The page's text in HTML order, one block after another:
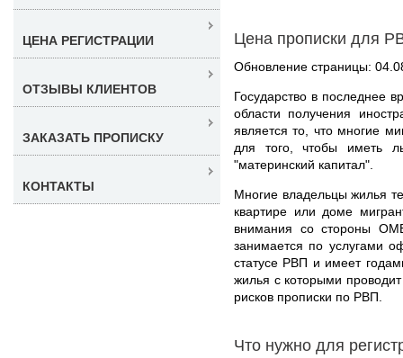
Цена прописки для
Обновление страницы:
Государство в последнее
области получения
является то, что многие
для того, чтобы иметь
"материнский капитал".
Многие владельцы жилья
квартире или доме
внимания со стороны
занимается по услугами
статусе РВП и имеет
жилья с которыми
рисков прописки по РВП.
Что нужно для
ЦЕНА РЕГИСТРАЦИИ
ОТЗЫВЫ КЛИЕНТОВ
ЗАКАЗАТЬ ПРОПИСКУ
КОНТАКТЫ